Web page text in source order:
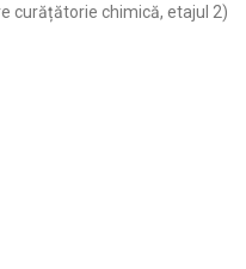
curățătorie chimică, etajul 2)